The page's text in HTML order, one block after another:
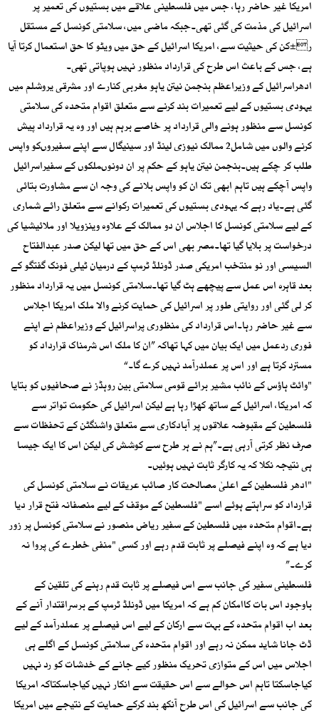
امریکا غیر حاضر رہا، جس میں فلسطینی علاقے میں بستیوں کی تعمیر پر
اسرائیل کی مذمت کی گئی تھی۔جبکہ ماضی میں، سلامتی کونسل کے مستقل
ر±کن کی حیثیت سے، امریکا اسرائیل کے حق میں ویٹو کا حق استعمال کرتا آیا
ہے، جس کے باعث اس طرح کی قرارداد منظور نہیں ہوپاتی تھی۔
ادھراسرائیل کے وزیراعظم بنجمن نیتن یاہو مغربی کنارے اور مشرقی یروشلم میں
یہودی بستیوں کے لیے تعمیرات بند کرنے سے متعلق اقوام متحدہ کی سلامتی
کونسل سے منظور ہونے والی قرارداد پر خاصے برہم ہیں اور وہ یہ قرارداد پیش
کرنے والوں میں شامل2 ممالک نیوزی لینڈ اور سینیگال سے اپنے سفیروںکو واپس
طلب کر چکے ہیں۔بنجمن نیتن یاہو کے حکم پر ان دونوںملکوں کے سفیراسرائیل
واپس آچکے ہیں تاہم ابھی تک ان کو واپس بلانے کی وجہ ان سے مشاورت بتائی
گئی ہے۔یاد رہے کہ یہودی بستیوں کی تعمیرات رکوانے سے متعلق رائے شماری
کے لیے سلامتی کونسل کا اجلاس ان دو ممالک کے علاوہ وینزویلا اور ملائیشیا کی
درخواست پر بلایا گیا تھا۔مصر بھی اس کے حق میں تھا لیکن صدر عبدالفتاح
السیسی اور نو منتخب امریکی صدر ڈونلڈ ٹرمپ کے درمیان ٹیلی فونک گفتگو کے
بعد قاہرہ اس عمل سے پیچھے ہٹ گیا تھا۔سلامتی کونسل میں یہ قرارداد منظور
کر لی گئی اور روایتی طور پر اسرائیل کی حمایت کرنے والا ملک امریکا اجلاس
سے غیر حاضر رہا۔اس قرارداد کی منظوری پراسرائیل کے وزیراعظم نے اپنے
فوری ردعمل میں ایک بیان میں کہا تھاکہ ”ان کا ملک اس شرمناک قرارداد کو
مسترد کرتا ہے اور اس پر عملدرآمد نہیں کرے گا۔“
"وائٹ ہاﺅس کے نائب مشیر برائے قومی سلامتی بین روہڈز نے صحافیوں کو بتایا
کہ امریکا، اسرائیل کے ساتھ کھڑا رہا ہے لیکن اسرائیل کی حکومت تواتر سے
فلسطین کے مقبوضہ علاقوں پر آبادکاری سے متعلق واشنگٹن کے تحفظات سے
صرف نظر کرتی آرہی ہے۔”ہم نے ہر طرح سے کوشش کی لیکن اس کا ایک جیسا
ہی نتیجہ نکلا کہ یہ کارگر ثابت نہیں ہوئیں۔
"ادھر فلسطین کے اعلیٰ مصالحت کار صائب عریقات نے سلامتی کونسل کی
قرارداد کو سراہتے ہوئے اسے "فلسطین کے موقف کے لیے منصفانہ فتح قرار دیا
ہے۔اقوام متحدہ میں فلسطین کے سفیر ریاض منصور نے سلامتی کونسل پر زور
دیا ہے کہ وہ اپنے فیصلے پر ثابت قدم رہے اور کسی "منفی خطرے کی پروا نہ
کرے۔”
فلسطینی سفیر کی جانب سے اس فیصلے پر ثابت قدم رہنے کی تلقین کے
باوجود اس بات کاامکان کم ہے کہ امریکا میں ڈونلڈ ٹرمپ کے برسراقتدار آنے کے
بعد اب اقوام متحدہ کے بہت سے ارکان کے لیے اس فیصلے پر عملدرآمد کے لیے
ڈٹ جانا شاید ممکن نہ رہے اور اقوام متحدہ کی سلامتی کونسل کے اگلے ہی
اجلاس میں اس کے متوازی تحریک منظور کیے جانے کے خدشات کو رد نہیں
کیاجاسکتا تاہم اس حوالے سے اس حقیقت سے انکار نہیں کیاجاسکتاکہ امریکا
کی جانب سے اسرائیل کی اس طرح آنکھ بند کرکے حمایت کے نتیجے میں امریکا